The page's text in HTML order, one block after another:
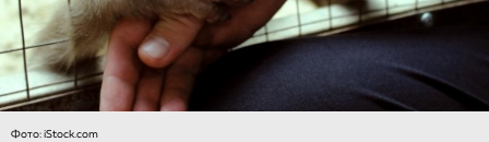
Фото: iStock.com